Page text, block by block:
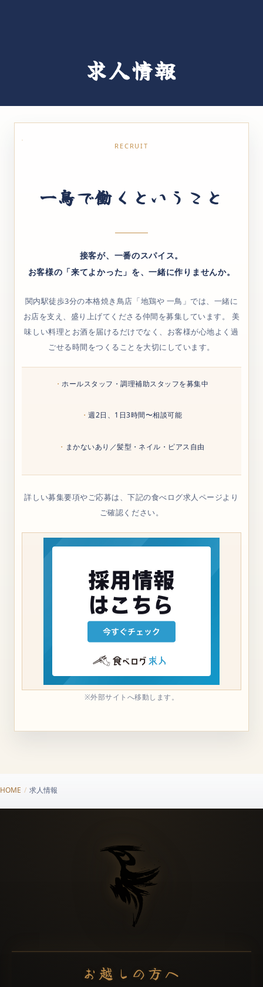
求人情報
RECRUIT
一鳥で働くということ
接客が、一番のスパイス。
お客様の「来てよかった」を、一緒に作りませんか。
関内駅徒歩3分の本格焼き鳥店「地鶏や 一鳥」では、一緒に
お店を支え、盛り上げてくださる仲間を募集しています。 美
味しい料理とお酒を届けるだけでなく、お客様が心地よく過
ごせる時間をつくることを大切にしています。
ホールスタッフ・調理補助スタッフを募集中
週2日、1日3時間〜相談可能
まかないあり／髪型・ネイル・ピアス自由
詳しい募集要項やご応募は、下記の食べログ求人ページより
ご確認ください。
※外部サイトへ移動します。
HOME / 求人情報
お越しの方へ